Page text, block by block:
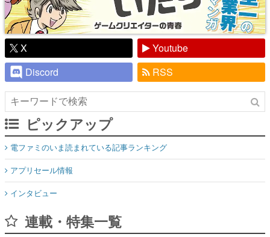
X
Youtube
Discord
RSS
ピックアップ
電ファミのいま読まれている記事ランキング
アプリセール情報
インタビュー
連載・特集一覧